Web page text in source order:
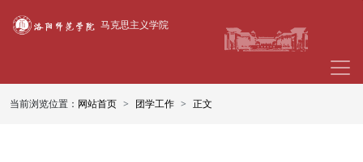
马克思主义学院
当前浏览位置： 网站首页 团学工作 正文